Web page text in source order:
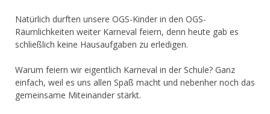
Natürlich durften unsere OGS-Kinder in den OGS-
Räumlichkeiten weiter Karneval feiern, denn heute gab es
schließlich keine Hausaufgaben zu erledigen.
Warum feiern wir eigentlich Karneval in der Schule? Ganz
einfach, weil es uns allen Spaß macht und nebenher noch das
gemeinsame Miteinander stärkt.